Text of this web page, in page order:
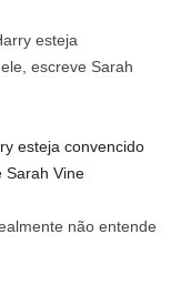
esteja convencido
Sarah Vine